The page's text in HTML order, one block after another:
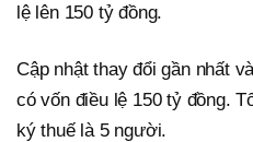
lệ lên 150 tỷ đồng.
Cập nhật thay đổi gần nhất
có vốn điều lệ 150 tỷ đồng.
ký thuế là 5 người.